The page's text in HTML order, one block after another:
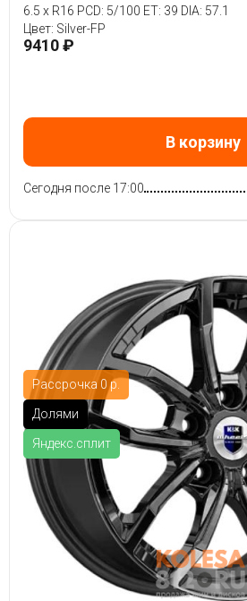
6.5 x R16 PCD: 5/100 ET: 39 DIA: 57.1
Цвет: Silver-FP
9410 ₽
В корзину
Сегодня после 17:00
Рассрочка 0 р.
Долями
Яндекс.сплит